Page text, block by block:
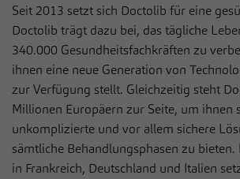
Seit 2013 setzt sich Doctolib für eine
Doctolib trägt dazu bei, das tägliche
340.000 Gesundheitsfachkräften zu
ihnen eine neue Generation von
zur Verfügung stellt. Gleichzeitig steht
Millionen Europäern zur Seite, um ihnen
unkomplizierte und vor allem sichere
sämtliche Behandlungsphasen zu
in Frankreich, Deutschland und Italien